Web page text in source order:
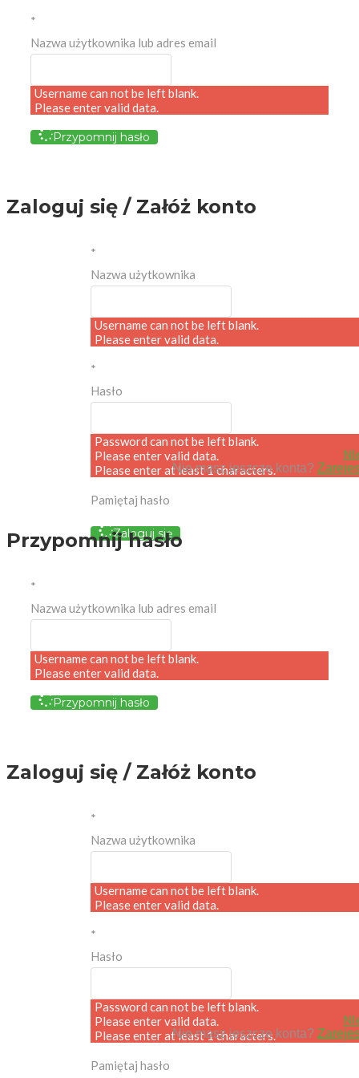
*
Nazwa użytkownika lub adres email
Username can not be left blank.
Please enter valid data.
Przypomnij hasło
Zaloguj się / Załóż konto
*
Nazwa użytkownika
Username can not be left blank.
Please enter valid data.
*
Hasło
Password can not be left blank.
Please enter valid data.
Please enter at least 1 characters.
Pamiętaj hasło
Zaloguj się
Nie masz jeszcze konta?
Przypomnij hasło
*
Nazwa użytkownika lub adres email
Username can not be left blank.
Please enter valid data.
Przypomnij hasło
Zaloguj się / Załóż konto
*
Nazwa użytkownika
Username can not be left blank.
Please enter valid data.
*
Hasło
Password can not be left blank.
Please enter valid data.
Please enter at least 1 characters.
Pamiętaj hasło
Nie masz jeszcze konta?